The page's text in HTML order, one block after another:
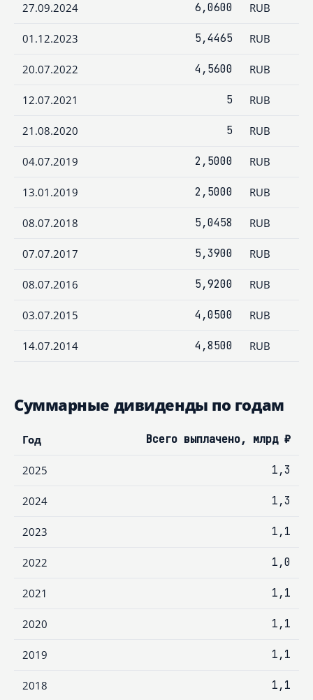
27.09.2024 6,0600 RUB
01.12.2023 5,4465 RUB
20.07.2022 4,5600 RUB
12.07.2021 5 RUB
21.08.2020 5 RUB
04.07.2019 2,5000 RUB
13.01.2019 2,5000 RUB
08.07.2018 5,0458 RUB
07.07.2017 5,3900 RUB
08.07.2016 5,9200 RUB
03.07.2015 4,0500 RUB
14.07.2014 4,8500 RUB
Суммарные дивиденды по годам
Год Всего выплачено, млрд ₽
2025 1,3
2024 1,3
2023 1,1
2022 1,0
2021 1,1
2020 1,1
2019 1,1
2018 1,1